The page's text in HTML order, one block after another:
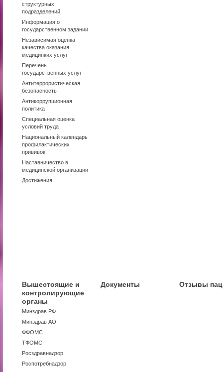
структурных
подразделений
Информация о
государственном задании
Независимая оценка
качества оказания
медицинких услуг
Перечень
государственных услуг
Антитеррористическая
безопасность
Антикоррупционная
политика
Специальная оценка
условий труда
Национальный календарь
профилактических
прививок
Наставничество в
медицинской организации
Достижения
Вышестоящие и
контролирующие
органы
Минздрав РФ
Минздрав АО
ФФОМС
ТФОМС
Росздравнадзор
Роспотребнадзор
Документы Отзывы